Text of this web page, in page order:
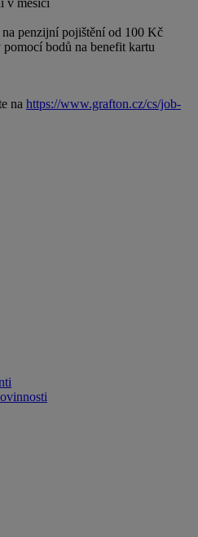
v měsíci
penzijní pojištění od 100 Kč
bodů na benefit kartu
na https://www.grafton.cz/cs/job-